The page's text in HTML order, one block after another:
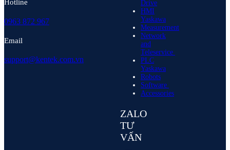
Hotline
0963 872 967
Email
support@kentek.com.vn
Drive
HMI
Yaskawa
Measurement
Network
and
Teleservice
PLC
Yaskawa
Robots
Software
Accessories
ZALO
TƯ
VẤN